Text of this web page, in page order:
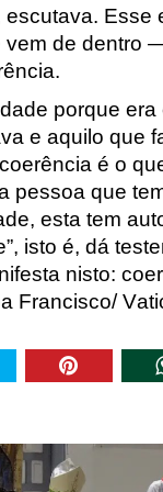
Esse
de dentro
porque era
e aquilo que
é o
pessoa que
esta tem
isto é, dá
nisto:
Francisco/